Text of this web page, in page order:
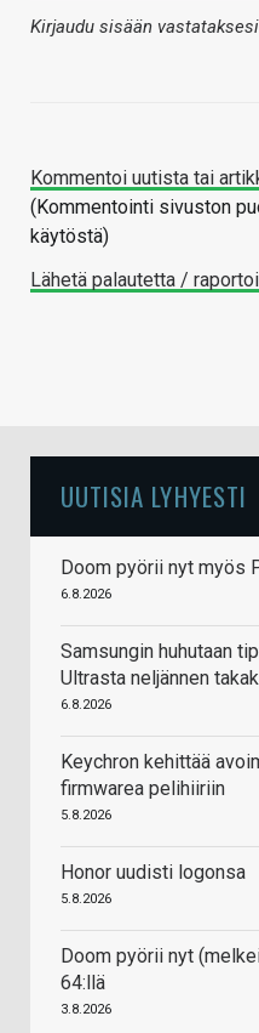
Kirjaudu sisään vastataksesi
Kommentoi uutista tai
(Kommentointi sivuston
käytöstä)
Lähetä palautetta /
UUTISIA LYHYESTI
Doom pyörii nyt myös
6.8.2026
Samsungin huhutaan
Ultrasta neljännen
6.8.2026
Keychron kehittää
firmwarea pelihiiriin
5.8.2026
Honor uudisti logonsa
5.8.2026
Doom pyörii nyt
64:llä
3.8.2026